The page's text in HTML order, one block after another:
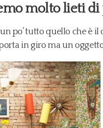
molto lieti
po’ tutto quello che è
in giro ma un